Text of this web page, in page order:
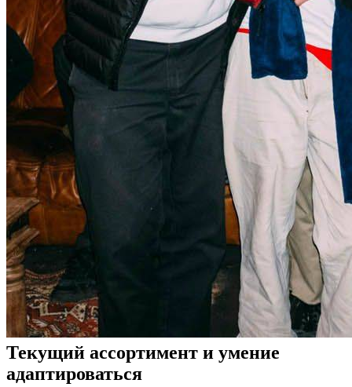
Текущий ассортимент и умение
адаптироваться